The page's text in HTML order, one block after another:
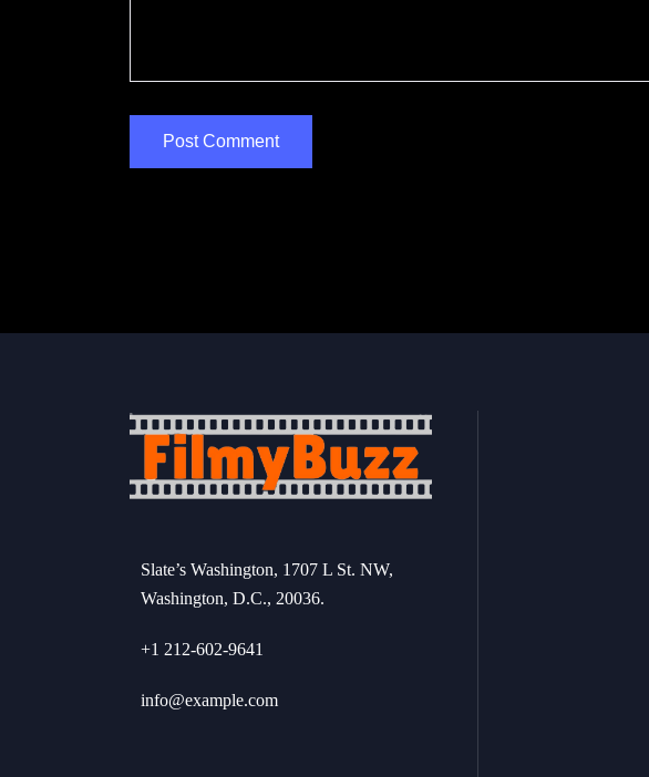
Slate’s Washington, 1707 L St. NW,
Washington, D.C., 20036.
+1 212-602-9641
info@example.com